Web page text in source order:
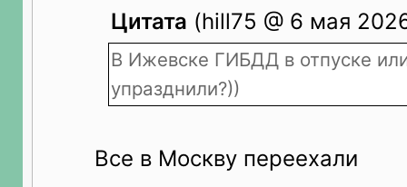
Цитата (hill75 @ 6 мая
В Ижевске ГИБДД в отпуске
упразднили?))
Все в Москву переехали